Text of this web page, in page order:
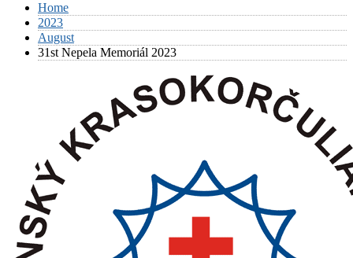
Home
2023
August
31st Nepela Memoriál 2023